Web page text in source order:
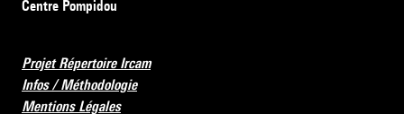
Centre Pompidou
Projet Répertoire Ircam
Infos / Méthodologie
Mentions Légales